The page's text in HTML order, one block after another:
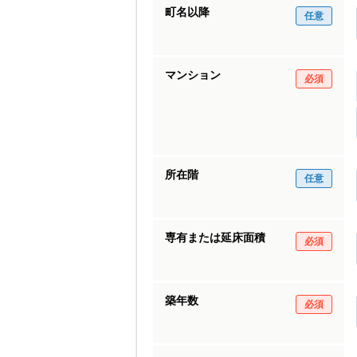
町名以降 任意
マンション 必須
所在階 任意
専有または延床面積 必須
築年数 必須